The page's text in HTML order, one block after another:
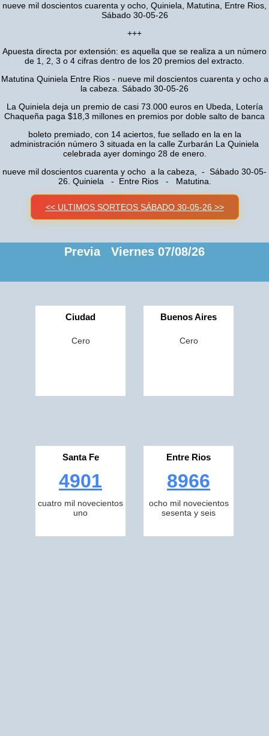
nueve mil doscientos cuarenta y ocho, Quiniela, Matutina, Entre Rios,
Sábado 30-05-26
+++
Apuesta directa por extensión: es aquella que se realiza a un número
de 1, 2, 3 o 4 cifras dentro de los 20 premios del extracto.
Matutina Quiniela Entre Rios - nueve mil doscientos cuarenta y ocho a
la cabeza. Sábado 30-05-26
La Quiniela deja un premio de casi 73.000 euros en Ubeda, Lotería
Chaqueña paga $18,3 millones en premios por doble salto de banca
boleto premiado, con 14 aciertos, fue sellado en la en la
administración número 3 situada en la calle Zurbarán La Quiniela
celebrada ayer domingo 28 de enero.
nueve mil doscientos cuarenta y ocho a la cabeza, - Sábado 30-05-
26. Quiniela - Entre Rios - Matutina.
<< ULTIMOS SORTEOS SÁBADO 30-05-26 >>
Previa Viernes 07/08/26
Ciudad
Cero
Buenos Aires
Cero
Santa Fe
4901
cuatro mil novecientos
uno
Entre Rios
8966
ocho mil novecientos
sesenta y seis